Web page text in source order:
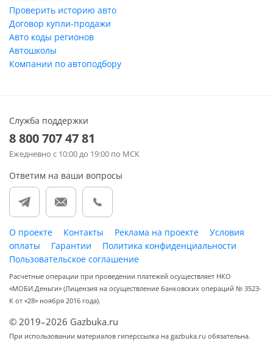
Проверить историю авто
Договор купли-продажи
Авто коды регионов
Автошколы
Компании по автоподбору
Служба поддержки
8 800 707 47 81
Ежедневно с 10:00 до 19:00 по МСК
Ответим на ваши вопросы
О проекте Контакты Реклама на проекте
Условия
оплаты
Гарантии
Политика конфиденциальности
Пользовательское соглашение
Расчетные операции при проведении платежей осуществляет НКО
«МОБИ.Деньги» (Лицензия на осуществление банковских операций № 3523-
К от «28» ноября 2016 года).
© 2019–2026 Gazbuka.ru
При использовании материалов гиперссылка на gazbuka.ru обязательна.